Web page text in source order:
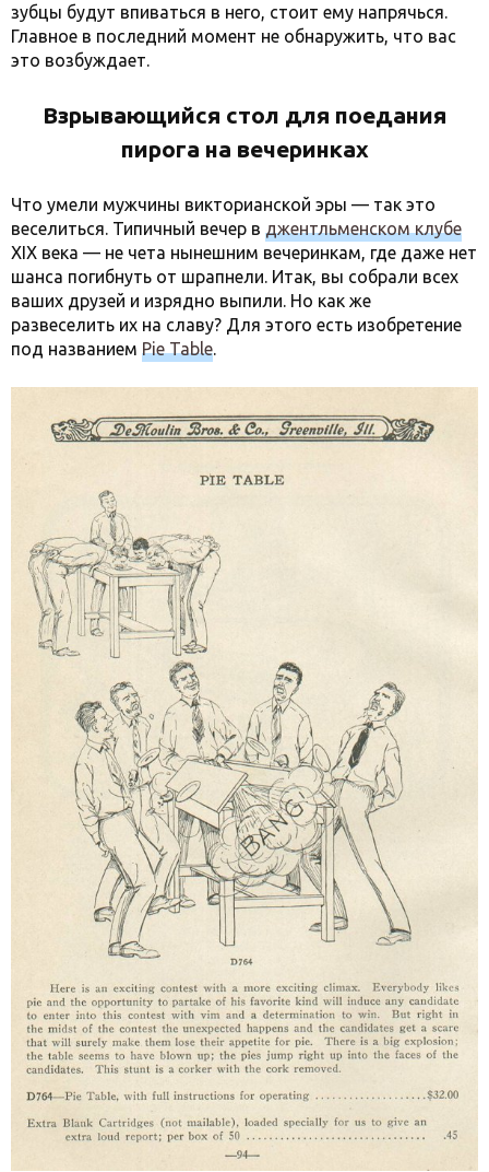
зубцы будут впиваться в него, стоит ему напрячься.
Главное в последний момент не обнаружить, что вас
это возбуждает.
Взрывающийся стол для поедания
пирога на вечеринках
Что умели мужчины викторианской эры — так это
веселиться. Типичный вечер в джентльменском клубе
XIX века — не чета нынешним вечеринкам, где даже нет
шанса погибнуть от шрапнели. Итак, вы собрали всех
ваших друзей и изрядно выпили. Но как же
развеселить их на славу? Для этого есть изобретение
под названием Pie Table.